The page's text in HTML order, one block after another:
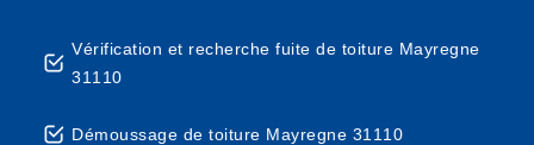
Vérification et recherche fuite de toiture Mayregne
31110
Démoussage de toiture Mayregne 31110